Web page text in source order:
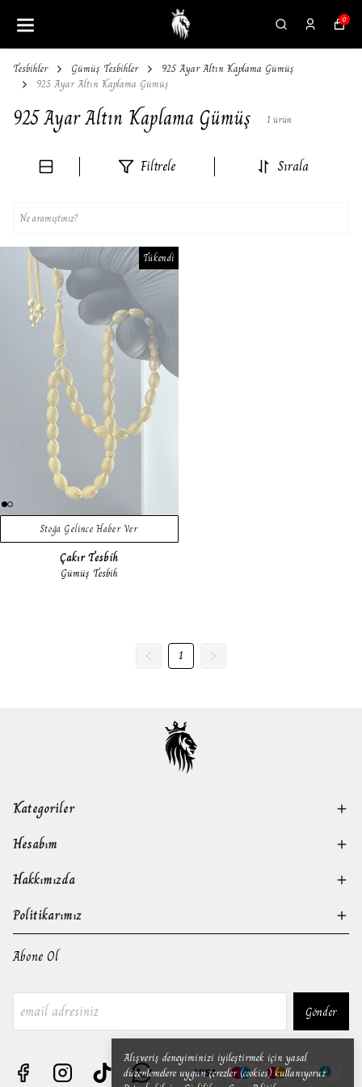
0
Alışveriş deneyiminizi iyileştirmek için yasal
düzenlemelere uygun çerezler (cookies) kullanıyoruz.
Tesbihler Gümüş Tesbihler
925 Ayar Altın Kaplama Gümüş
925 Ayar Altın Kaplama Gümüş
925 Ayar Altın Kaplama Gümüş 1 ürün
Filtrele Sırala
Tükendi
Stoğa Gelince Haber Ver
Çakır Tesbih
Gümüş Tesbih
1
Kategoriler
Hesabım
Hakkımızda
Politikarımız
Abone Ol
Gönder